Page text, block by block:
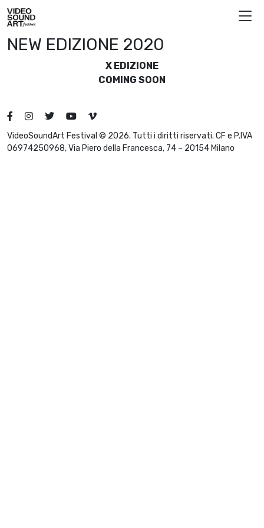
Vai al contenuto
Video Sound Art
NEW EDIZIONE 2020
X EDIZIONE
COMING SOON
VideoSoundArt Festival © 2026. Tutti i diritti riservati. CF e P.IVA
06974250968, Via Piero della Francesca, 74 – 20154 Milano